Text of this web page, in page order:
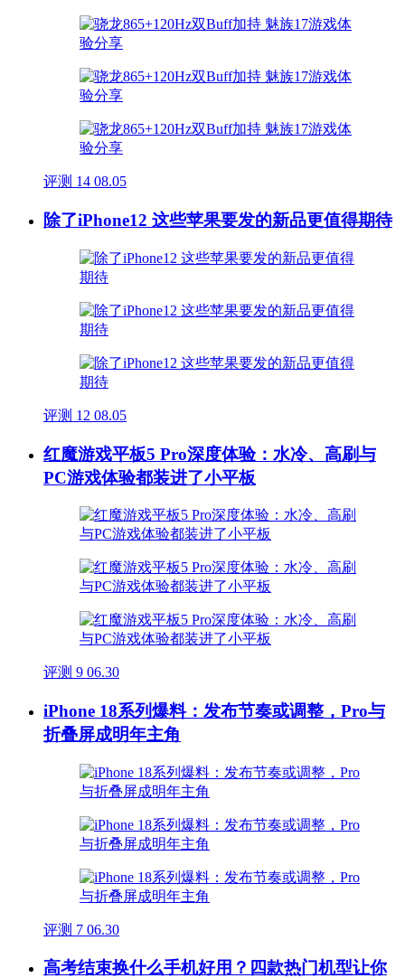
评测 14 08.05
除了iPhone12 这些苹果要发的新品更值得期待
评测 12 08.05
红魔游戏平板5 Pro深度体验：水冷、高刷与
PC游戏体验都装进了小平板
评测 9 06.30
iPhone 18系列爆料：发布节奏或调整，Pro与
折叠屏成明年主角
评测 7 06.30
高考结束换什么手机好用？四款热门机型让你